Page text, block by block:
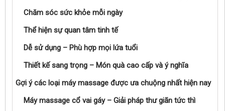
Chăm sóc sức khỏe mỗi ngày
Thể hiện sự quan tâm tinh tế
Dễ sử dụng – Phù hợp mọi lứa tuổi
Thiết kế sang trọng – Món quà cao cấp và ý nghĩa
Gợi ý các loại máy massage được ưa chuộng nhất hiện nay
Máy massage cổ vai gáy – Giải pháp thư giãn tức thì